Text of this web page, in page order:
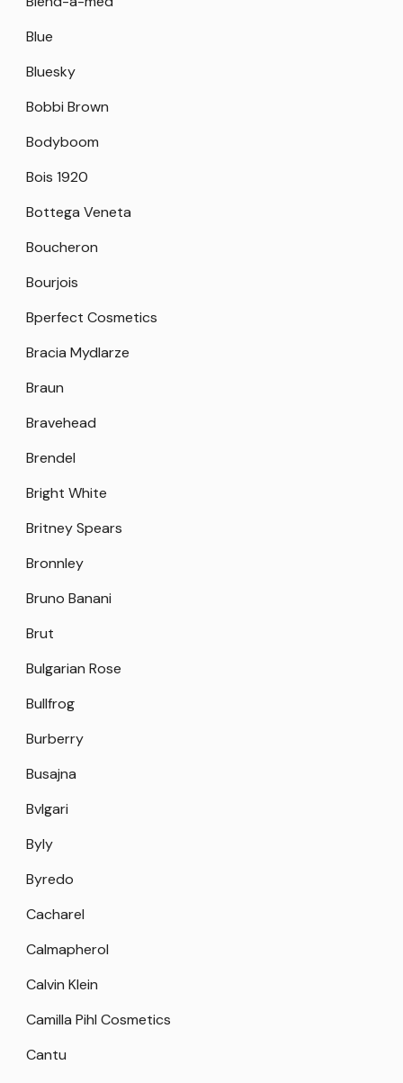
Blue
Bluesky
Bobbi Brown
Bodyboom
Bois 1920
Bottega Veneta
Boucheron
Bourjois
Bperfect Cosmetics
Bracia Mydlarze
Braun
Bravehead
Brendel
Bright White
Britney Spears
Bronnley
Bruno Banani
Brut
Bulgarian Rose
Bullfrog
Burberry
Busajna
Bvlgari
Byly
Byredo
Cacharel
Calmapherol
Calvin Klein
Camilla Pihl Cosmetics
Cantu